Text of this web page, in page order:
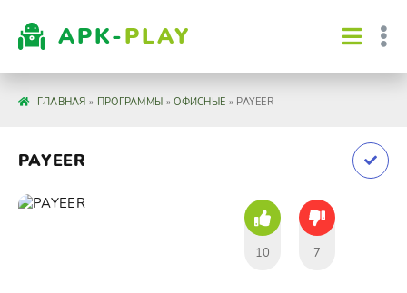
APK-PLAY
ГЛАВНАЯ » ПРОГРАММЫ »ОФИСНЫЕ » PAYEER
PAYEER
10 7